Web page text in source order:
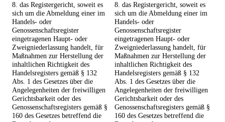
8. das Registergericht, soweit es
sich um die Abmeldung einer im
Handels- oder
Genossenschaftsregister
eingetragenen Haupt- oder
Zweigniederlassung handelt, für
Maßnahmen zur Herstellung der
inhaltlichen Richtigkeit des
Handelsregisters gemäß § 132
Abs. 1 des Gesetzes über die
Angelegenheiten der freiwilligen
Gerichtsbarkeit oder des
Genossenschaftsregisters gemäß §
160 des Gesetzes betreffend die
8. das Registergericht, soweit es
sich um die Abmeldung einer im
Handels- oder
Genossenschaftsregister
eingetragenen Haupt- oder
Zweigniederlassung handelt, für
Maßnahmen zur Herstellung der
inhaltlichen Richtigkeit des
Handelsregisters gemäß § 132
Abs. 1 des Gesetzes über die
Angelegenheiten der freiwilligen
Gerichtsbarkeit oder des
Genossenschaftsregisters gemäß §
160 des Gesetzes betreffend die